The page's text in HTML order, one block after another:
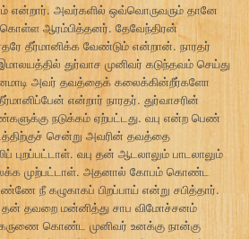
அவர்களில் ஒவ்வொருவரும் தானே
கொள்ள ஆரம்பித்தனர். தேவேந்திரன்
தீர்மானிக்க வேண்டும் என்றான். நாரதர்
துர்வாச முனிவர் கடுந்தவம் செய்து
அவர் தவத்தைக் கலைக்கின்றீர்களோ
என்றார் நாரதர். துர்வாசரின்
நடுக்கம் ஏற்பட்டது. வபு என்ற பெண்
சென்று அவரின் தவத்தை
புறப்பட்டாள். வபு தன் ஆடலாலும் பாடலாலும்
முற்பட்டாள். அதனால் கோபம் கொண்ட
நீ கழுகாகப் பிறப்பாய் என்று சபித்தார்.
தன் தவறை மன்னித்து சாப விமோச்சனம்
கருணை கொண்ட முனிவர் உனக்கு நான்கு